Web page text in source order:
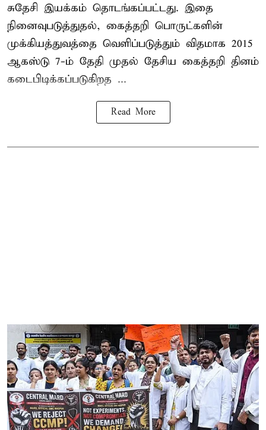
சுதேசி இயக்கம் தொடங்கப்பட்டது. இதை
நினைவுபடுத்துதல், கைத்தறி பொருட்களின்
முக்கியத்துவத்தை வெளிப்படுத்தும் விதமாக 2015
ஆகஸ்டு 7-ம் தேதி முதல் தேசிய கைத்தறி தினம்
கடைபிடிக்கப்படுகிறத ...
Read More